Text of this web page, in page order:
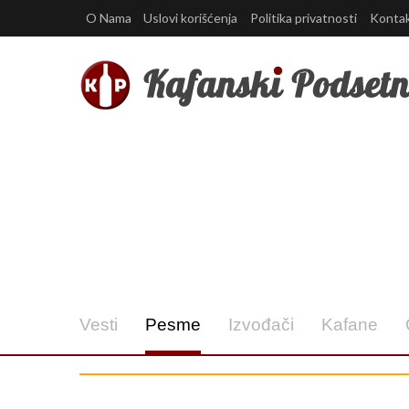
O Nama Uslovi korišćenja Politika privatnosti
Vesti Pesme Izvođači Kafane